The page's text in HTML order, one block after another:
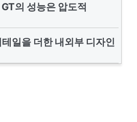
의 성능은 압도적
일을 더한 내외부 디자인